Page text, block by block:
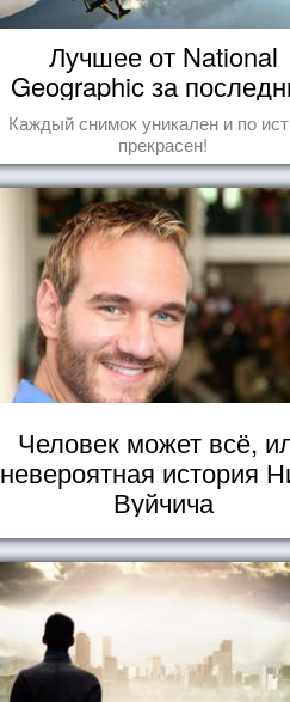
Лучшее от National
Geographic за
пару лет
Каждый снимок уникален и по
прекрасен!
Человек может всё,
невероятная история
Вуйчича